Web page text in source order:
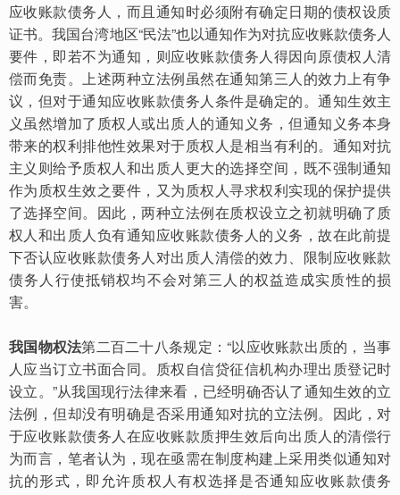
应收账款债务人，而且通知时必须附有确定日期的债权设质
证书。我国台湾地区“民法”也以通知作为对抗应收账款债务人
要件，即若不为通知，则应收账款债务人得因向原债权人清
偿而免责。上述两种立法例虽然在通知第三人的效力上有争
议，但对于通知应收账款债务人条件是确定的。通知生效主
义虽然增加了质权人或出质人的通知义务，但通知义务本身
带来的权利排他性效果对于质权人是相当有利的。通知对抗
主义则给予质权人和出质人更大的选择空间，既不强制通知
作为质权生效之要件，又为质权人寻求权利实现的保护提供
了选择空间。因此，两种立法例在质权设立之初就明确了质
权人和出质人负有通知应收账款债务人的义务，故在此前提
下否认应收账款债务人对出质人清偿的效力、限制应收账款
债务人行使抵销权均不会对第三人的权益造成实质性的损
害。
我国物权法第二百二十八条规定：“以应收账款出质的，当事
人应当订立书面合同。质权自信贷征信机构办理出质登记时
设立。”从我国现行法律来看，已经明确否认了通知生效的立
法例，但却没有明确是否采用通知对抗的立法例。因此，对
于应收账款债务人在应收账款质押生效后向出质人的清偿行
为而言，笔者认为，现在亟需在制度构建上采用类似通知对
抗的形式，即允许质权人有权选择是否通知应收账款债务